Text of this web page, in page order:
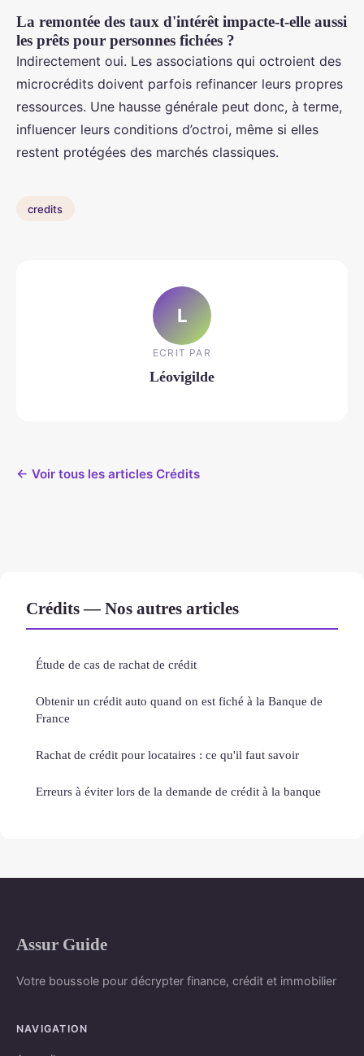
La remontée des taux d'intérêt impacte-t-elle aussi
les prêts pour personnes fichées ?
Indirectement oui. Les associations qui octroient des
microcrédits doivent parfois refinancer leurs propres
ressources. Une hausse générale peut donc, à terme,
influencer leurs conditions d’octroi, même si elles
restent protégées des marchés classiques.
credits
L
ECRIT PAR
Léovigilde
← Voir tous les articles Crédits
Crédits — Nos autres articles
Étude de cas de rachat de crédit
Obtenir un crédit auto quand on est fiché à la Banque de
France
Rachat de crédit pour locataires : ce qu'il faut savoir
Erreurs à éviter lors de la demande de crédit à la banque
Assur Guide
Votre boussole pour décrypter finance, crédit et immobilier
NAVIGATION